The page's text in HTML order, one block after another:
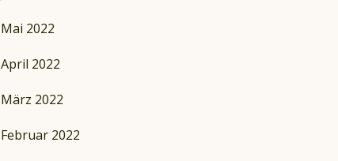
Mai 2022
April 2022
März 2022
Februar 2022